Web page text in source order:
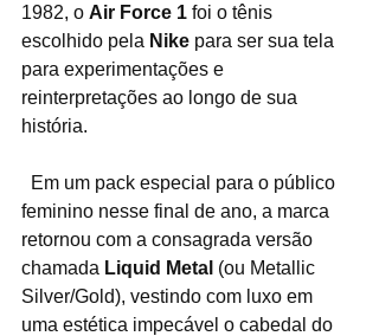
1982, o Air Force 1 foi o tênis
escolhido pela Nike para ser sua tela
para experimentações e
reinterpretações ao longo de sua
história.
feminino nesse final de ano, a marca
retornou com a consagrada versão
chamada Liquid Metal (ou Metallic
Silver/Gold), vestindo com luxo em
uma estética impecável o cabedal do